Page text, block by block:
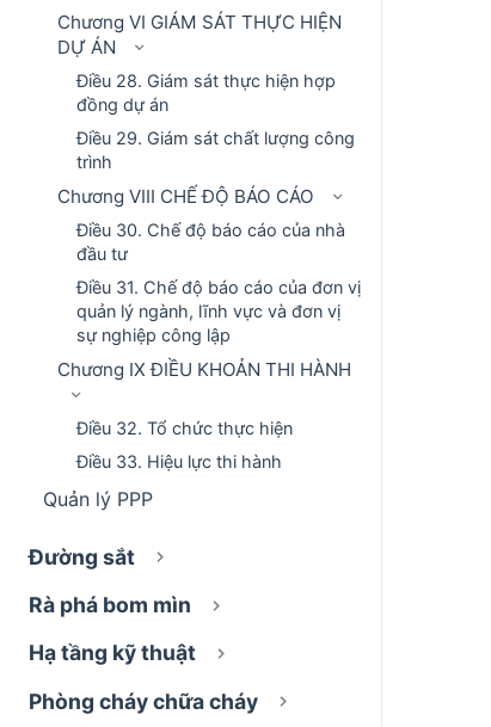
Chương VI GIÁM SÁT THỰC HIỆN
DỰ ÁN
Điều 28. Giám sát thực hiện hợp
đồng dự án
Điều 29. Giám sát chất lượng công
trình
Chương VIII CHẾ ĐỘ BÁO CÁO
Điều 30. Chế độ báo cáo của nhà
đầu tư
Điều 31. Chế độ báo cáo của đơn vị
quản lý ngành, lĩnh vực và đơn vị
sự nghiệp công lập
Chương IX ĐIỀU KHOẢN THI HÀNH
Điều 32. Tổ chức thực hiện
Điều 33. Hiệu lực thi hành
Quản lý PPP
Đường sắt
Rà phá bom mìn
Hạ tầng kỹ thuật
Phòng cháy chữa cháy